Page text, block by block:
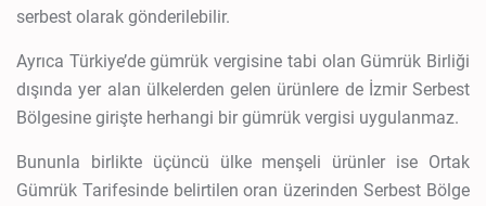
serbest olarak gönderilebilir.
Ayrıca Türkiye’de gümrük vergisine tabi olan Gümrük Birliği
dışında yer alan ülkelerden gelen ürünlere de İzmir Serbest
Bölgesine girişte herhangi bir gümrük vergisi uygulanmaz.
Bununla birlikte üçüncü ülke menşeli ürünler ise Ortak
Gümrük Tarifesinde belirtilen oran üzerinden Serbest Bölge